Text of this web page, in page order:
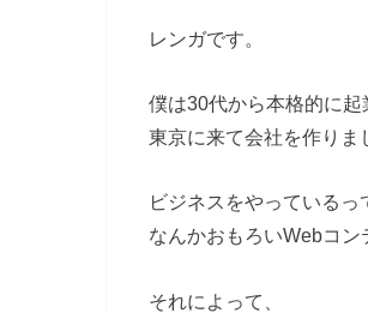
レンガです。
僕は30代から本格的に起
東京に来て会社を作りま
ビジネスをやっているっ
なんかおもろいWebコン
それによって、